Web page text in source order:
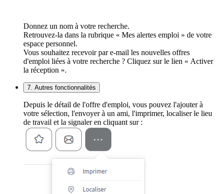
Donnez un nom à votre recherche.
Retrouvez-la dans la rubrique « Mes alertes emploi » de votre
espace personnel.
Vous souhaitez recevoir par e-mail les nouvelles offres
d'emploi liées à votre recherche ? Cliquez sur le lien « Activer
la réception ».
7. Autres fonctionnalités
Depuis le détail de l'offre d'emploi, vous pouvez l'ajouter à
votre sélection, l'envoyer à un ami, l'imprimer, localiser le lieu
de travail et la signaler en cliquant sur :